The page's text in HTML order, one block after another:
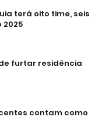
terá oito time, seis
2025
furtar residência
contam como